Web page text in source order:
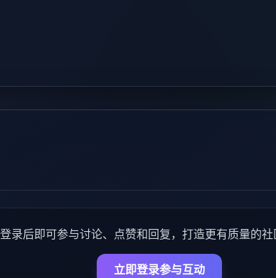
登录后即可参与讨论、点赞和回复，打造更有质量的社
立即登录参与互动